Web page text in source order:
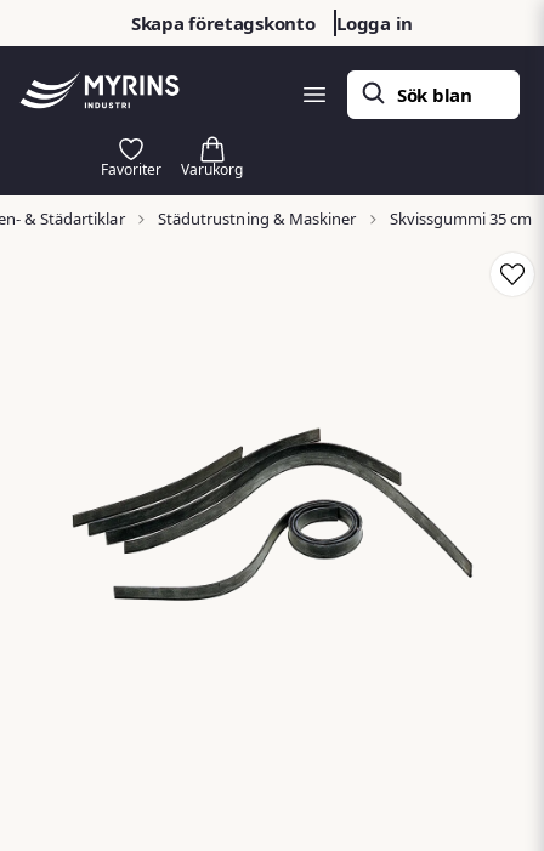
Skapa företagskonto Logga in
& Städartiklar Städutrustning & Maskiner Skvissgummi 35 cm